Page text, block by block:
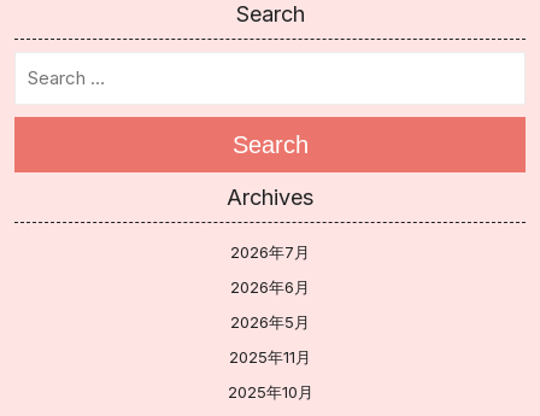
Search
Search
Archives
2026年7月
2026年6月
2026年5月
2025年11月
2025年10月